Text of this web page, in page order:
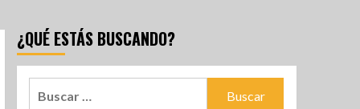
¿QUÉ ESTÁS BUSCANDO?